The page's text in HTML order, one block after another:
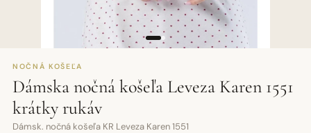
NOČNÁ KOŠEĽA
Dámska nočná košeľa Leveza Karen 1551
krátky rukáv
Dámsk. nočná košeľa KR Leveza Karen 1551